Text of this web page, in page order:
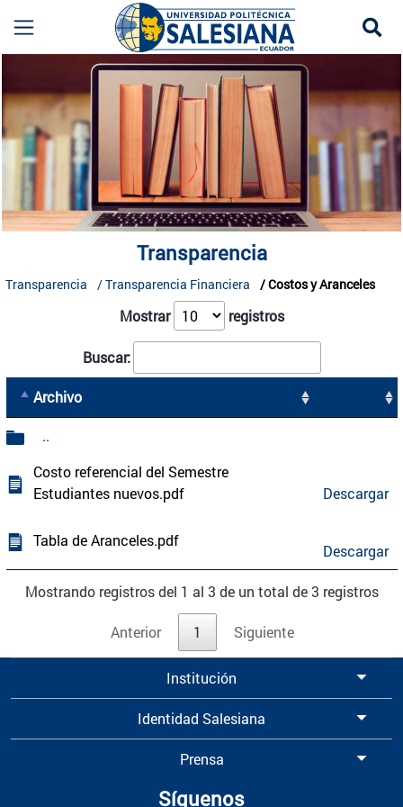
Transparencia UPS | Información Pública
Transparencia
Transparencia Transparencia Financiera Costos y Aranceles
Mostrar registros
Buscar:
Archivo
..
Costo referencial del Semestre
Estudiantes nuevos.pdf
Descargar
Tabla de Aranceles.pdf
Descargar
Mostrando registros del 1 al 3 de un total de 3 registros
Anterior 1 Siguiente
Institución
Identidad Salesiana
Prensa
Síguenos